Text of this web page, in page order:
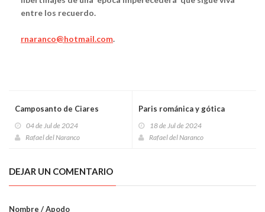
entre los recuerdo.
rnaranco@hotmail.com.
Camposanto de Ciares
04 de Jul de 2024
Rafael del Naranco
Paris románica y gótica
18 de Jul de 2024
Rafael del Naranco
DEJAR UN COMENTARIO
Nombre / Apodo